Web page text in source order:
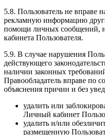
5.8. Пользователь не вправе
рекламную информацию
помощи личных сообщений,
кабинета Пользователя.
5.9. В случае нарушения
действующего
наличии законных
Правообладатель вправе по
объяснения причин и без
удалить или
Личный кабинет
удалить и/или
размещенную